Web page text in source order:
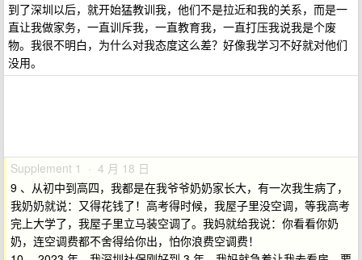
到了深圳以后，就开始猛教训我，他们不是拉近和我的关系，而是一
直让我做家务，一直训斥我，一直教育我，一直打压我说我是个废
物。我很不明白，为什么对我态度这么差？好像我学习不好就对他们
没用。
Supplement 1 · 4 月 18 日
9 、从初中到高四，我都是在我爷爷奶奶家长大，有一次我生病了，
我奶奶就说：又得花钱了！高考得时候，我屋子里没空调，等我高考
完上大学了，我屋子里立马装空调了。我妈就给我说：你看看你奶
奶，连空调费都不舍得给你出，怕你浪费空调费！